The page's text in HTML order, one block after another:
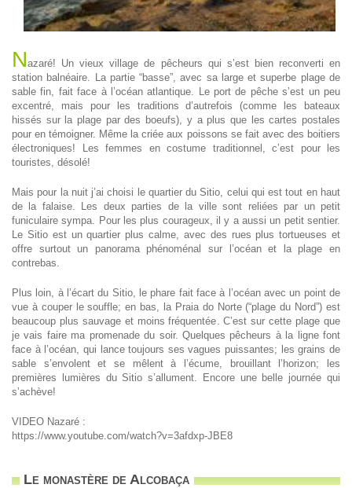
Nazaré! Un vieux village de pêcheurs qui s’est bien reconverti en
station balnéaire. La partie “basse”, avec sa large et superbe plage de
sable fin, fait face à l’océan atlantique. Le port de pêche s’est un peu
excentré, mais pour les traditions d’autrefois (comme les bateaux
hissés sur la plage par des boeufs), y a plus que les cartes postales
pour en témoigner. Même la criée aux poissons se fait avec des boitiers
électroniques! Les femmes en costume traditionnel, c’est pour les
touristes, désolé!
Mais pour la nuit j’ai choisi le quartier du Sitio, celui qui est tout en haut
de la falaise. Les deux parties de la ville sont reliées par un petit
funiculaire sympa. Pour les plus courageux, il y a aussi un petit sentier.
Le Sitio est un quartier plus calme, avec des rues plus tortueuses et
offre surtout un panorama phénoménal sur l’océan et la plage en
contrebas.
Plus loin, à l’écart du Sitio, le phare fait face à l’océan avec un point de
vue à couper le souffle; en bas, la Praia do Norte (“plage du Nord”) est
beaucoup plus sauvage et moins fréquentée. C’est sur cette plage que
je vais faire ma promenade du soir. Quelques pêcheurs à la ligne font
face à l’océan, qui lance toujours ses vagues puissantes; les grains de
sable s’envolent et se mêlent à l’écume, brouillant l’horizon; les
premières lumières du Sitio s’allument. Encore une belle journée qui
s’achève!
VIDEO Nazaré :
https://www.youtube.com/watch?v=3afdxp-JBE8
Le monastère de Alcobaça